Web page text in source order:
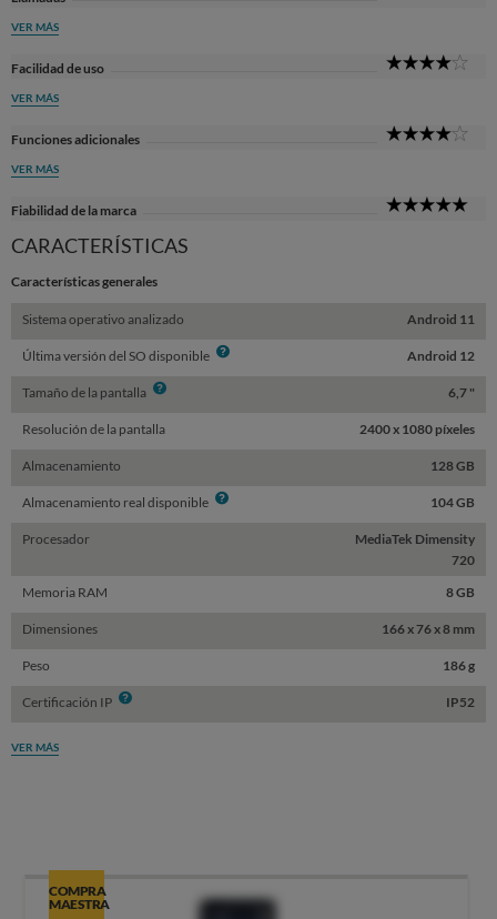
VER MÁS
Facilidad de uso
VER MÁS
Funciones adicionales
VER MÁS
Fiabilidad de la marca
CARACTERÍSTICAS
Características generales
Sistema operativo analizado Android 11
Última versión del SO disponible Info Android 12
Tamaño de la pantalla Info 6,7 "
Resolución de la pantalla 2400 x 1080 píxeles
Almacenamiento 128 GB
Almacenamiento real disponible Info 104 GB
Procesador
MediaTek Dimensity
720
Memoria RAM
8 GB
Dimensiones 166 x 76 x 8 mm
Peso 186 g
Certificación IP Info IP52
VER MÁS
COMPRA
MAESTRA